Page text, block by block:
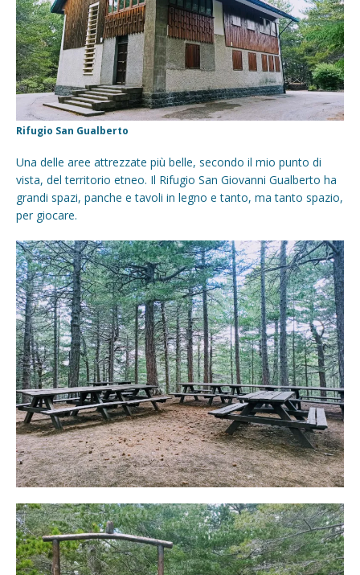
Rifugio San Gualberto
Una delle aree attrezzate più belle, secondo il mio punto di
vista, del territorio etneo. Il Rifugio San Giovanni Gualberto ha
grandi spazi, panche e tavoli in legno e tanto, ma tanto spazio,
per giocare.